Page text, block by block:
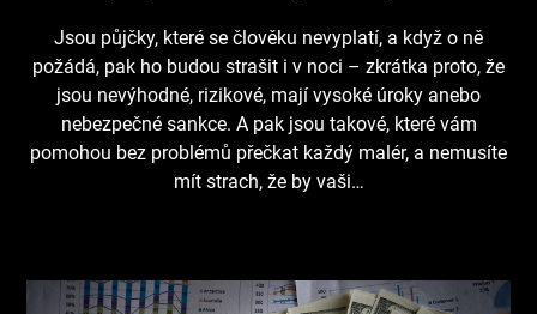
Jsou půjčky, které se člověku nevyplatí, a když o ně
požádá, pak ho budou strašit i v noci – zkrátka proto, že
jsou nevýhodné, rizikové, mají vysoké úroky anebo
nebezpečné sankce. A pak jsou takové, které vám
pomohou bez problémů přečkat každý malér, a nemusíte
mít strach, že by vaši…